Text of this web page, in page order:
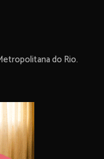
do Rio.